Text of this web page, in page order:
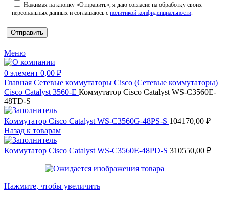
Нажимая на кнопку «Отправить», я даю согласие на обработку своих
персональных данных и соглашаюсь с политикой конфиденциальности
Меню
0 элемент 0,00 ₽
Главная Сетевые коммутаторы Cisco (Сетевые коммутаторы)
Cisco Catalyst 3560-E Коммутатор Cisco Catalyst WS-C3560E-
48TD-S
Коммутатор Cisco Catalyst WS-C3560G-48PS-S 104170,00 ₽
Назад к товарам
Коммутатор Cisco Catalyst WS-C3560E-48PD-S 310550,00 ₽
Нажмите, чтобы увеличить